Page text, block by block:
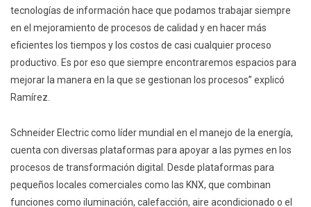
tecnologías de información hace que podamos trabajar siempre
en el mejoramiento de procesos de calidad y en hacer más
eficientes los tiempos y los costos de casi cualquier proceso
productivo. Es por eso que siempre encontraremos espacios para
mejorar la manera en la que se gestionan los procesos” explicó
Ramírez.
Schneider Electric como líder mundial en el manejo de la energía,
cuenta con diversas plataformas para apoyar a las pymes en los
procesos de transformación digital. Desde plataformas para
pequeños locales comerciales como las KNX, que combinan
funciones como iluminación, calefacción, aire acondicionado o el